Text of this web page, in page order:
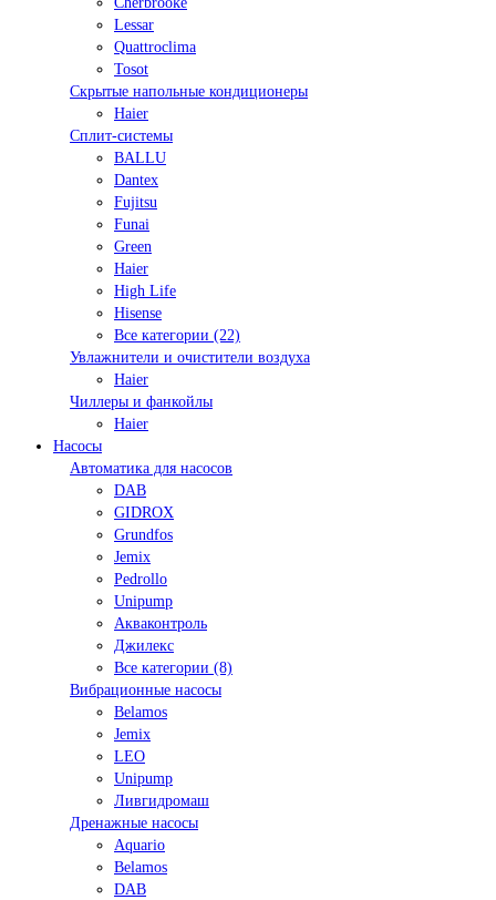
Lessar
Quattroclima
Tosot
Скрытые напольные кондиционеры
Haier
Сплит-системы
BALLU
Dantex
Fujitsu
Funai
Green
Haier
High Life
Hisense
Все категории (22)
Увлажнители и очистители воздуха
Haier
Чиллеры и фанкойлы
Haier
Насосы
Автоматика для насосов
DAB
GIDROX
Grundfos
Jemix
Pedrollo
Unipump
Акваконтроль
Джилекс
Все категории (8)
Вибрационные насосы
Belamos
Jemix
LEO
Unipump
Ливгидромаш
Дренажные насосы
Aquario
Belamos
DAB